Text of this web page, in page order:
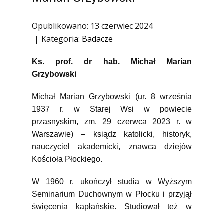
1945)
Ofiary zbrodni katyńskiej
Antykomunistyczne podziemie
Opozycja demokratyczna w PRL
Badacze
Społecznicy
Opublikowano: 13 czerwiec 2024
Kategoria: Badacze
Ks. prof. dr hab. Michał Marian
Grzybowski
Michał Marian Grzybowski (ur. 8 września
1937 r. w Starej Wsi w powiecie
przasnyskim, zm. 29 czerwca 2023 r. w
Warszawie) – ksiądz katolicki, historyk,
nauczyciel akademicki, znawca dziejów
Kościoła Płockiego.
W 1960 r. ukończył studia w Wyższym
Seminarium Duchownym w Płocku i przyjął
święcenia kapłańskie. Studiował też w